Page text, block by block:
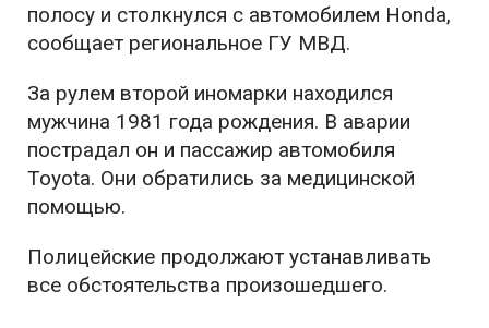
полосу и столкнулся с автомобилем Honda,
сообщает региональное ГУ МВД.
За рулем второй иномарки находился
мужчина 1981 года рождения. В аварии
пострадал он и пассажир автомобиля
Toyota. Они обратились за медицинской
помощью.
Полицейские продолжают устанавливать
все обстоятельства произошедшего.